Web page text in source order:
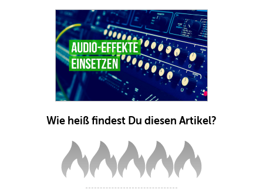
Wie heiß findest Du diesen Artikel?